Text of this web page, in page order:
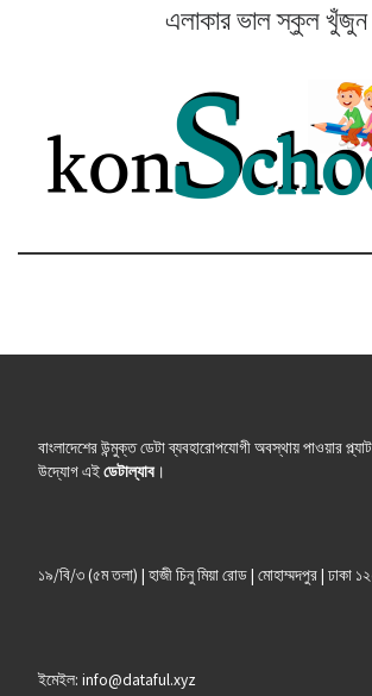
এলাকার ভাল স্কুল খুঁজুন
বাংলাদেশের উন্মুক্ত ডেটা ব্যবহারোপযোগী অবস্থায় পাওয়ার
উদ্যোগ এইডেটাল্যাব।
১৯/বি/৩ (৫ম তলা) | হাজী চিনু মিয়া রোড | মোহাম্মদপুর | ঢাকা
ইমেইল: info@dataful.xyz